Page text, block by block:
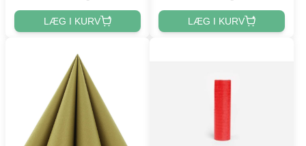
LÆG I KURV LÆG I KURV